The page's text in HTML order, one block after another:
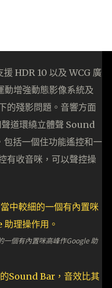
HDR 10 以及 WCG 廣
增強動態影像系統及
的殘影問題。音響方面
道環繞立體聲 Sound
括一個住功能遙控和一
有收音咪，可以聲控操
一個有內置咪高峰作Google 助